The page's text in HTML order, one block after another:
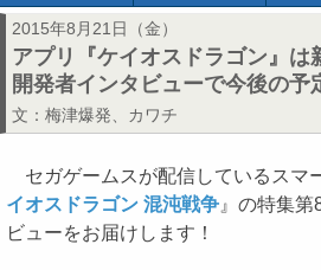
2015年8月21日（金）
アプリ『ケイオスドラゴン』は
開発者インタビューで今後の予
文： 梅津爆発 カワチ
セガゲームスが配信しているスマ
イオスドラゴン 混沌戦争 』の特集
ビューをお届けします！